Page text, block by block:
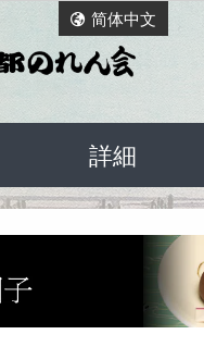
简体中文
詳細